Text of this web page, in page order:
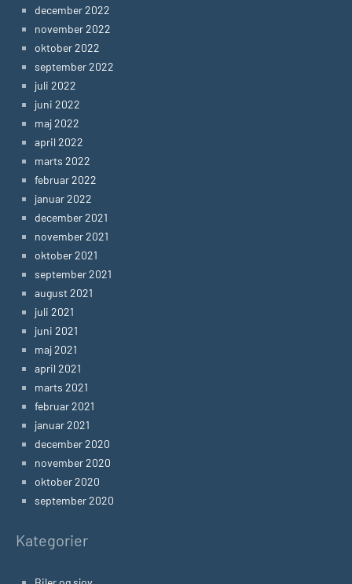
december 2022
november 2022
oktober 2022
september 2022
juli 2022
juni 2022
maj 2022
april 2022
marts 2022
februar 2022
januar 2022
december 2021
november 2021
oktober 2021
september 2021
august 2021
juli 2021
juni 2021
maj 2021
april 2021
marts 2021
februar 2021
januar 2021
december 2020
november 2020
oktober 2020
september 2020
Kategorier